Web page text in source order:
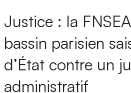
Justice : la
bassin parisien
d’État contre un
administratif